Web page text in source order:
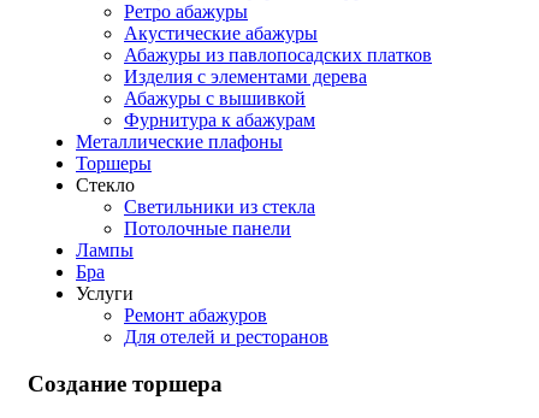
Ретро абажуры
Акустические абажуры
Абажуры из павлопосадских платков
Изделия с элементами дерева
Абажуры с вышивкой
Фурнитура к абажурам
Металлические плафоны
Торшеры
Стекло
Светильники из стекла
Потолочные панели
Лампы
Бра
Услуги
Ремонт абажуров
Для отелей и ресторанов
Создание торшера